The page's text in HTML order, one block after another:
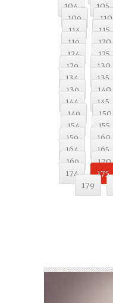
104
105
109
110
114
115
119
120
124
125
129
130
134
135
139
140
144
145
149
150
154
155
159
160
164
165
169
170
174
175
179